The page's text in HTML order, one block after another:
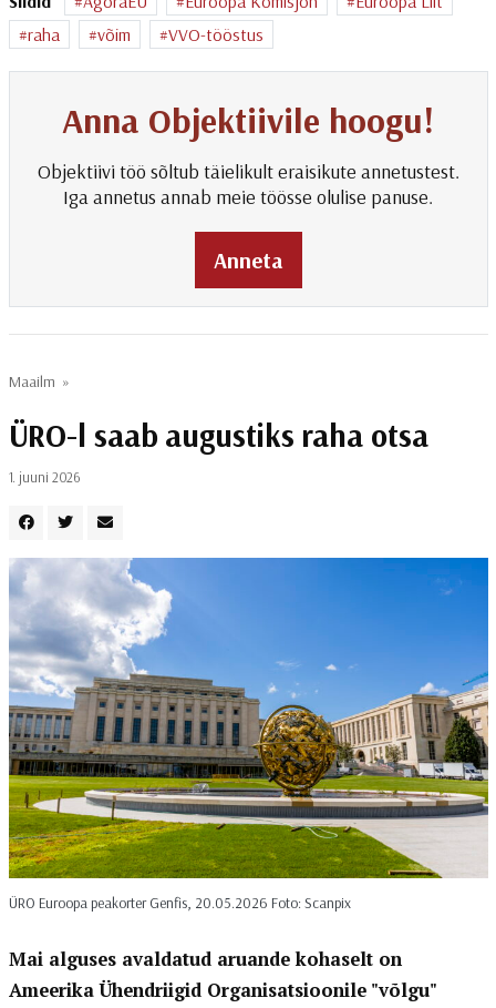
raha
võim VVO-tööstus
Anna Objektiivile hoogu!
Objektiivi töö sõltub täielikult eraisikute annetustest.
Iga annetus annab meie töösse olulise panuse.
Anneta
Maailm »
ÜRO-l saab augustiks raha otsa
1. juuni 2026
ÜRO Euroopa peakorter Genfis, 20.05.2026 Foto: Scanpix
Mai alguses avaldatud aruande kohaselt on
Ameerika Ühendriigid Organisatsioonile "võlgu"